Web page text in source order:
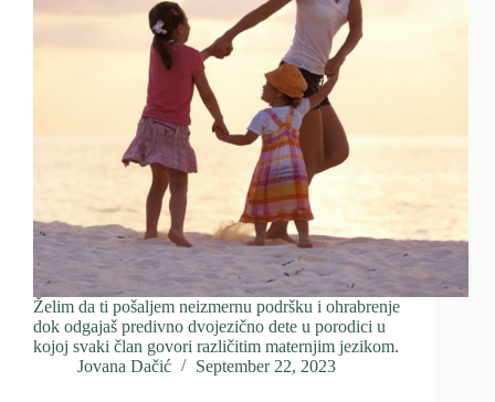
Želim da ti pošaljem neizmernu podršku i ohrabrenje
dok odgajaš predivno dvojezično dete u porodici u
kojoj svaki član govori različitim maternjim jezikom.
Jovana Dačić
September 22, 2023